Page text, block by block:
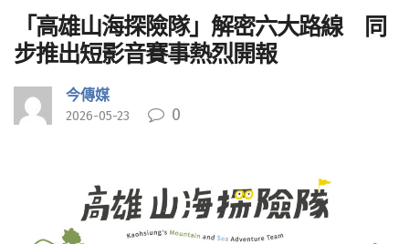
「高雄山海探險隊」解密六大路線 同
步推出短影音賽事熱烈開報
今傳媒
2026-05-23 0